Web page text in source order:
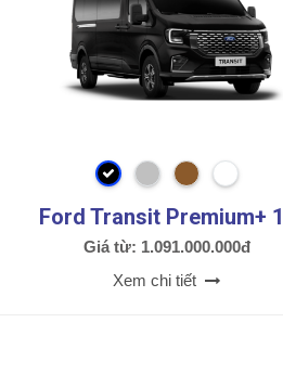
Ford Transit Premium+
Giá từ: 1.091.000.000đ
Xem chi tiết